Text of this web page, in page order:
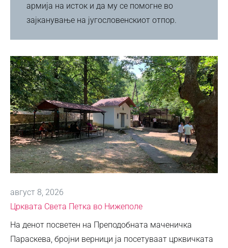
армија на исток и да му се помогне во
зајканување на југословенскиот отпор.
август 8, 2026
Црквата Света Петка во Нижеполе
На денот посветен на Преподобната маченичка
Параскева, бројни верници ја посетуваат црквичката